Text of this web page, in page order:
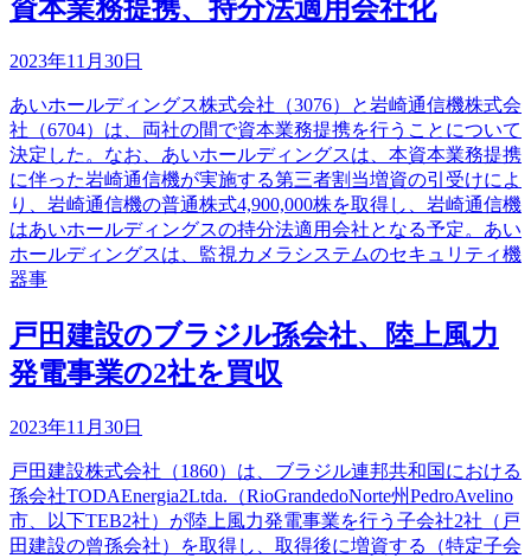
資本業務提携、持分法適用会社化
2023年11月30日
あいホールディングス株式会社（3076）と岩崎通信機株式会
社（6704）は、両社の間で資本業務提携を行うことについて
決定した。なお、あいホールディングスは、本資本業務提携
に伴った岩崎通信機が実施する第三者割当増資の引受けによ
り、岩崎通信機の普通株式4,900,000株を取得し、岩崎通信機
はあいホールディングスの持分法適用会社となる予定。あい
ホールディングスは、監視カメラシステムのセキュリティ機
器事
戸田建設のブラジル孫会社、陸上風力
発電事業の2社を買収
2023年11月30日
戸田建設株式会社（1860）は、ブラジル連邦共和国における
孫会社TODAEnergia2Ltda.（RioGrandedoNorte州PedroAvelino
市、以下TEB2社）が陸上風力発電事業を行う子会社2社（戸
田建設の曾孫会社）を取得し、取得後に増資する（特定子会